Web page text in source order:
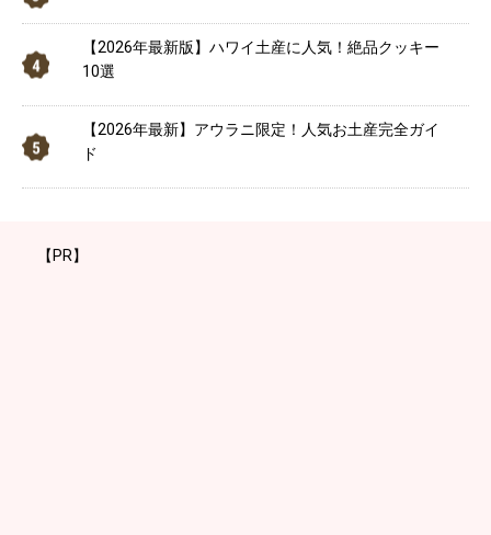
【2026年最新版】ハワイ土産に人気！絶品クッキー
10選
【2026年最新】アウラニ限定！人気お土産完全ガイ
ド
【PR】